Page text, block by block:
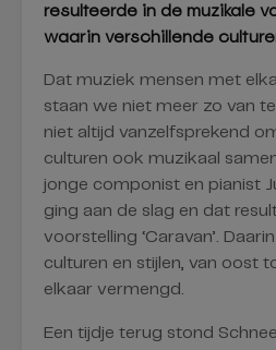
resulteerde in de muzikale
waarin verschillende
Dat muziek mensen met
staan we niet meer zo van
niet altijd vanzelfsprekend
culturen ook muzikaal
jonge componist en pianist
ging aan de slag en dat
voorstelling ‘Caravan’.
culturen en stijlen, van oost
elkaar vermengd.
Een tijdje terug stond